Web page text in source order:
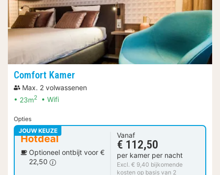
Comfort Kamer
Max. 2 volwassenen
23m2 Wifi
Opties
JOUW KEUZE
Hotdeal
Optioneel ontbijt voor €
22,50
Vanaf
€ 112,50
per kamer per nacht
Excl. € 9,40 bijkomende
kosten op basis van 2